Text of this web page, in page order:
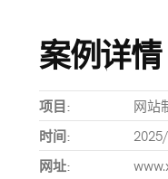
案例详情
项目:
网站
时间:
网址: